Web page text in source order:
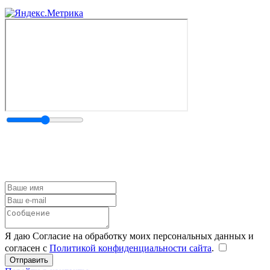
Я даю Согласие на обработку моих персональных данных и
согласен с Политикой конфиденциальности сайта.